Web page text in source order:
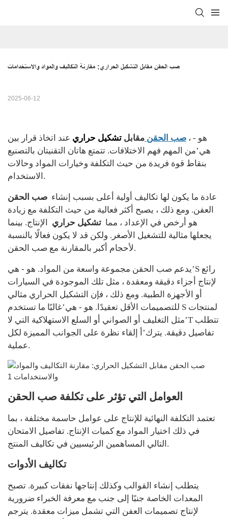
صب الحقن مقابل التشكيل الحراري: مقارنة التكاليف والمواد والاستخدامات
2025-06-12
صب الحقن مقابل
، هو -
هي’من المهم فهم الاختلافات. تتمتع هاتان التقنيتان بالتصنيع
بنقاط قوة فريدة من حيث التكلفة وخيارات المواد وحالات
الاستخدام.
العفن. ومع ذلك ، يصبح أكثر فعالية من حيث التكلفة مع زيادة
يجعلها مثالية للتشغيل الأصغر. ولكن قد لا يكون فعالًا بالنسبة
لأحجام أكبر بالمقارنة مع صب الحقن.
يدعم صب الحقن مجموعة واسعة من المواد. هو - هي’S رائع
لإنتاج أجزاء دقيقة ومعقدة ، مثل تلك الموجودة في السيارات
أو الأجهزة الطبية. ومع ذلك ، فإن التشكيل الحراري مثالي
للتصميمات الأقل تعقيدًا. هو - هي’غالبًا ما تستخدم S لمنتجات
مثل التغليف أو الصواني أو السلع الاستهلاكية التي لا’T تتطلب
تفاصيل دقيقة. يترك’أ إلقاء نظرة على الجوانب المميزة لكل
عملية.
العوامل التي تؤثر على تكلفة صب الحقن
تعتمد التكلفة النهائية للإنتاج على عوامل حاسمة مختلفة ، بما
في ذلك اختيار المواد مع كميات الإنتاج. تفاصيل الامتحان
التالي المساهمين الرئيسيين في تكاليف المنتج.
تكاليف الأدوات
يتطلب إنشاء القوالب وكذلك إنتاجها نفقات كبيرة. تصبح
المعدات الخاصة جنبًا إلى جنب مع معرفة الخبراء ضرورية
لإنتاج تصميمات العفن التي تشمل ميزات معقدة. يترجم